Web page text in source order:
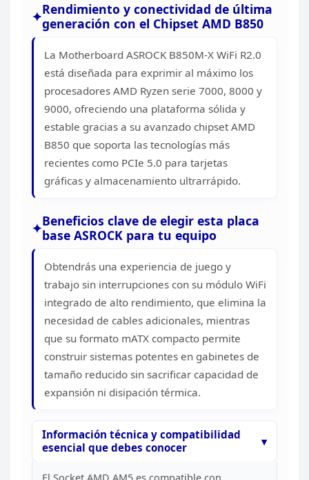
ALMACENAMIENTO M.2
M.2 CPU
SLOTS DE EXPANSION
5.0 modo x16
PCI Express CHIPSET
NOTA PCI Express CPU
PUERTOS INTERNOS
1
USB 2.0 HEADER
USB 3.2 GEN 1 TIPO-C
1
USB 3.2 GEN 1 TIPO-A
USB 2.0 TIPO-A
HDMI
DISPLAYPORT
RJ-45
AUDIO JACKS
WI-FI / BLUETOOTH
BOTON BIOS FLASHBACK
BIOS
Rendimiento y conectividad de última
generación con el Chipset AMD B850
La Motherboard ASROCK B850M-X WiFi R2.0
está diseñada para exprimir al máximo los
procesadores AMD Ryzen serie 7000, 8000 y
9000, ofreciendo una plataforma sólida y
estable gracias a su avanzado chipset AMD
B850 que soporta las tecnologías más
recientes como PCIe 5.0 para tarjetas
gráficas y almacenamiento ultrarrápido.
Beneficios clave de elegir esta placa
base ASROCK para tu equipo
Obtendrás una experiencia de juego y
trabajo sin interrupciones con su módulo WiFi
integrado de alto rendimiento, que elimina la
necesidad de cables adicionales, mientras
que su formato mATX compacto permite
construir sistemas potentes en gabinetes de
tamaño reducido sin sacrificar capacidad de
expansión ni disipación térmica.
Información técnica y compatibilidad
esencial que debes conocer